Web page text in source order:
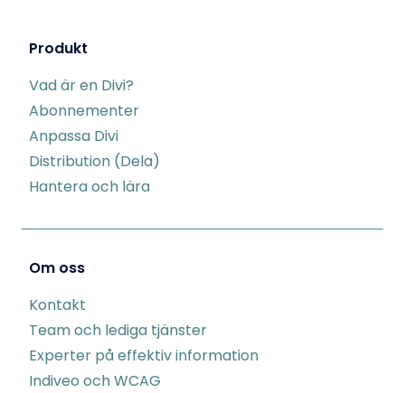
Produkt
Vad är en Divi?
Abonnementer
Anpassa Divi
Distribution (Dela)
Hantera och lära
Om oss
Kontakt
Team och lediga tjänster
Experter på effektiv information
Indiveo och WCAG